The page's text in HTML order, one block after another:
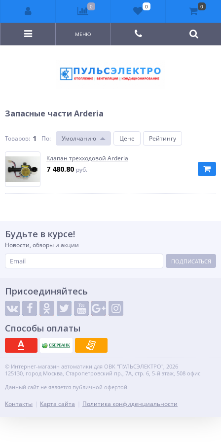
МЕНЮ
Запасные части Arderia
Товаров: 1 По: Умолчанию Цене Рейтингу
Клапан трехходовой Arderia
7 480.80 руб.
Будьте в курсе!
Новости, обзоры и акции
ПОДПИСАТЬСЯ
Присоединяйтесь
Способы оплаты
© Интернет-магазин автоматики для ОВК "ПУЛЬСЭЛЕКТРО", 2026
125130, город Москва, Старопетровский пр., 7А, стр. 6, 5-й этаж, 508 офис
Данный сайт не является публичной офертой.
Контакты Карта сайта Политика конфиденциальности
0 0 0